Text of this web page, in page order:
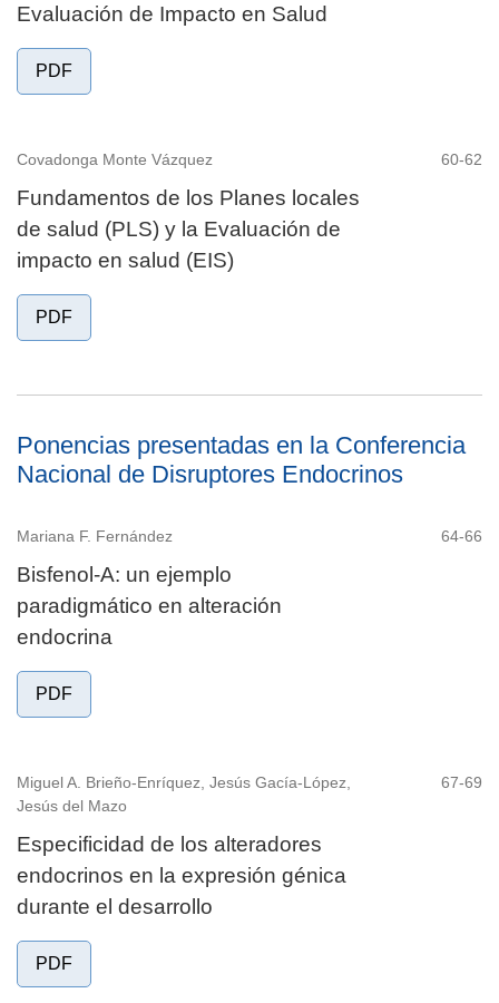
Evaluación de Impacto en Salud
PDF
Covadonga Monte Vázquez 60-62
Fundamentos de los Planes locales
de salud (PLS) y la Evaluación de
impacto en salud (EIS)
PDF
Ponencias presentadas en la Conferencia
Nacional de Disruptores Endocrinos
Mariana F. Fernández 64-66
Bisfenol-A: un ejemplo
paradigmático en alteración
endocrina
PDF
Miguel A. Brieño-Enríquez, Jesús Gacía-López,
Jesús del Mazo
67-69
Especificidad de los alteradores
endocrinos en la expresión génica
durante el desarrollo
PDF